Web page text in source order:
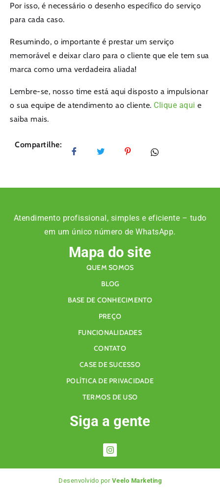
Por isso, é necessário o desenho específico do serviço
para cada caso.
Resumindo, o importante é prestar um serviço
memorável e deixar claro para o cliente que ele tem sua
marca como uma verdadeira aliada!
Lembre-se, nosso time está aqui disposto a impulsionar
o sua equipe de atendimento ao cliente. Clique aqui e
saiba mais.
Compartilhe:
Atendimento profissional, simples e eficiente – tudo
em um único número de WhatsApp.
Mapa do site
QUEM SOMOS
BLOG
BASE DE CONHECIMENTO
PREÇO
FUNCIONALIDADES
CONTATO
CASE DE SUCESSO
POLÍTICA DE PRIVACIDADE
TERMOS DE USO
Siga a gente
Desenvolvido por Veelo Marketing